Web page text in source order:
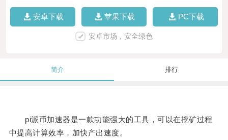
安卓下载 苹果下载 PC下载
安卓市场，安全绿色
简介 排行
pi派币加速器是一款功能强大的工具，可以在挖矿过程
中提高计算效率，加快产出速度。